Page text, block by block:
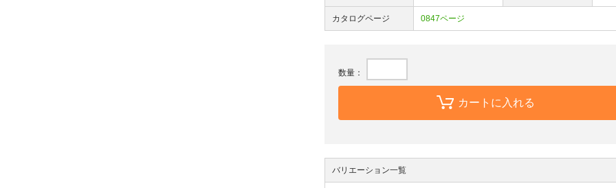
カタログページ 0847ページ
数量：
カートに入れる
バリエーション一覧